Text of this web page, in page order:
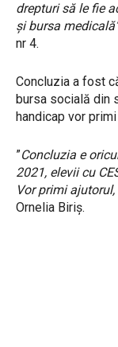
drepturi să le fie
și bursa
nr 4.
Concluzia a fost
bursa socială din
handicap vor
”Concluzia e
2021, elevii cu
Vor primi
Ornelia Biriș.